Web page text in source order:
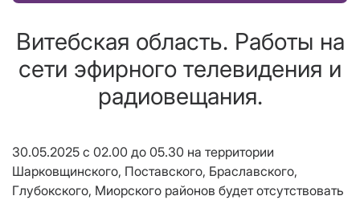
Витебская область. Работы на
сети эфирного телевидения и
радиовещания.
30.05.2025 с 02.00 до 05.30 на территории
Шарковщинского, Поставского, Браславского,
Глубокского, Миорского районов будет отсутствовать